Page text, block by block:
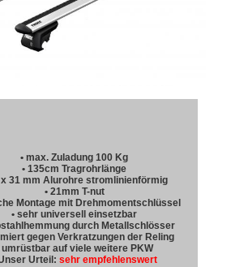
• max. Zuladung 100 Kg
• 135cm Tragrohrlänge
x 31 mm Alurohre stromlinienförmig
• 21mm T-nut
Montage mit Drehmomentschlüssel
• sehr universell einsetzbar
durch Metallschlösser
gegen Verkratzungen der Reling
umrüstbar auf viele weitere PKW
Urteil: sehr empfehlenswert